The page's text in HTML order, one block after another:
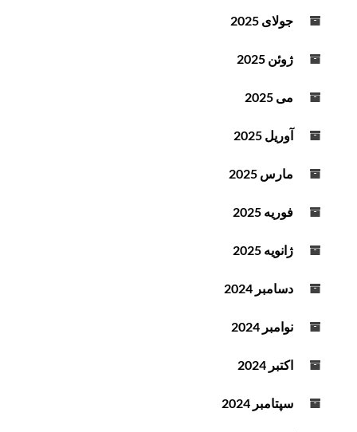
جولای 2025
ژوئن 2025
می 2025
آوریل 2025
مارس 2025
فوریه 2025
ژانویه 2025
دسامبر 2024
نوامبر 2024
اکتبر 2024
سپتامبر 2024